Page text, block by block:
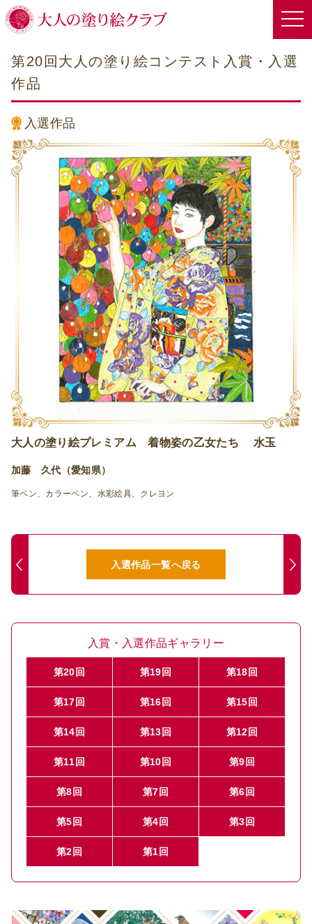
第20回大人の塗り絵コンテスト入賞・入選
作品
入選作品
大人の塗り絵プレミアム 着物姿の乙女たち 水玉
加藤 久代（愛知県）
筆ペン、カラーペン、水彩絵具、クレヨン
入選作品一覧へ戻る
入賞・入選作品ギャラリー
第20回 第19回 第18回
第17回 第16回 第15回
第14回 第13回 第12回
第11回 第10回 第9回
第8回 第7回 第6回
第5回 第4回 第3回
第2回 第1回